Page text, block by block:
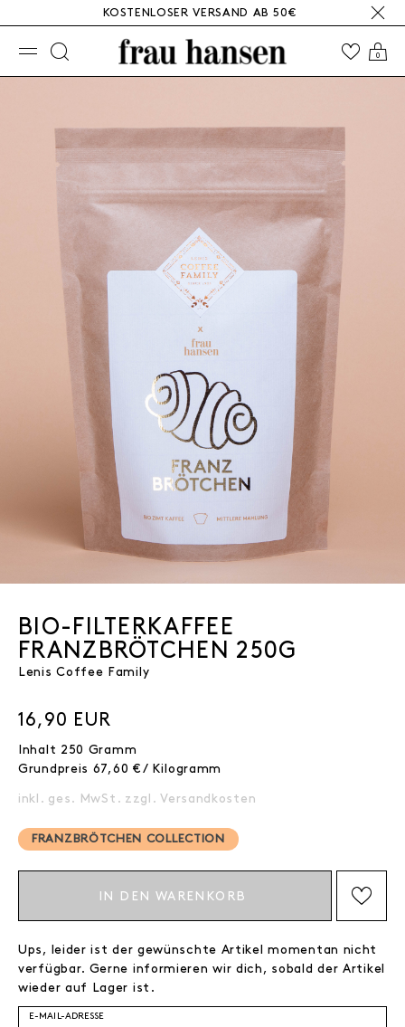
KOSTENLOSER VERSAND AB 50€
0
☰
BIO-FILTERKAFFEE
FRANZBRÖTCHEN 250G
Lenis Coffee Family
16,90 EUR
Inhalt 250 Gramm
Grundpreis 67,60 € / Kilogramm
inkl. ges. MwSt. zzgl.Versandkosten
FRANZBRÖTCHEN COLLECTION
IN DEN WARENKORB
Ups, leider ist der gewünschte Artikel momentan nicht
verfügbar. Gerne informieren wir dich, sobald der Artikel
wieder auf Lager ist.
E-MAIL-ADRESSE